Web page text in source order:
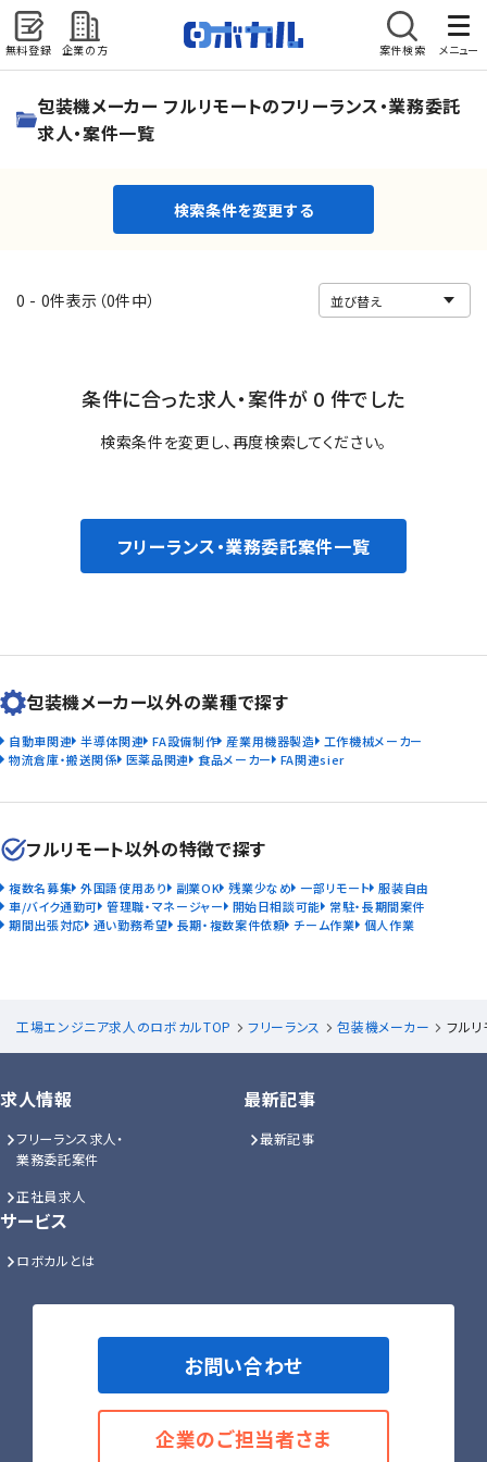
無料登録 企業の方 案件検索 メニュー
検索条件を変更する
包装機メーカー フルリモートのフリーランス・業務委託
求人・案件一覧
検索条件を変更する
0 - 0件表示（0件中）
条件に合った求人・案件が 0 件でした
検索条件を変更し、再度検索してください。
フリーランス・業務委託案件一覧
包装機メーカー以外の業種で探す
自動車関連 半導体関連 FA設備制作 産業用機器製造
工作機械メーカー
物流倉庫・搬送関係 医薬品関連 食品メーカー FA関連sier
フルリモート以外の特徴で探す
複数名募集 外国語使用あり 副業OK 残業少なめ 一部リモート 服装自由
車/バイク通勤可 管理職・マネージャー 開始日相談可能 常駐・長期間案件
期間出張対応 通い勤務希望 長期・複数案件依頼 チーム作業 個人作業
工場エンジニア求人のロボカルTOP フリーランス 包装機メーカー フル
求人情報
フリーランス求人・
業務委託案件
正社員求人
最新記事
最新記事
サービス
ロボカルとは
お問い合わせ
企業のご担当者さま